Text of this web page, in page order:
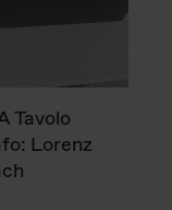
Tavolo
Lorenz